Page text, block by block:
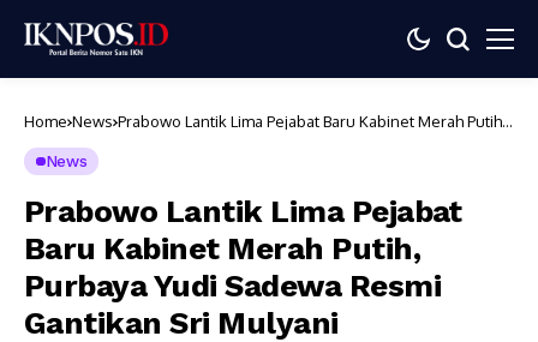
Home News Prabowo Lantik Lima Pejabat Baru Kabinet Merah Putih,
News
Prabowo Lantik Lima Pejabat
Baru Kabinet Merah Putih,
Purbaya Yudi Sadewa Resmi
Gantikan Sri Mulyani